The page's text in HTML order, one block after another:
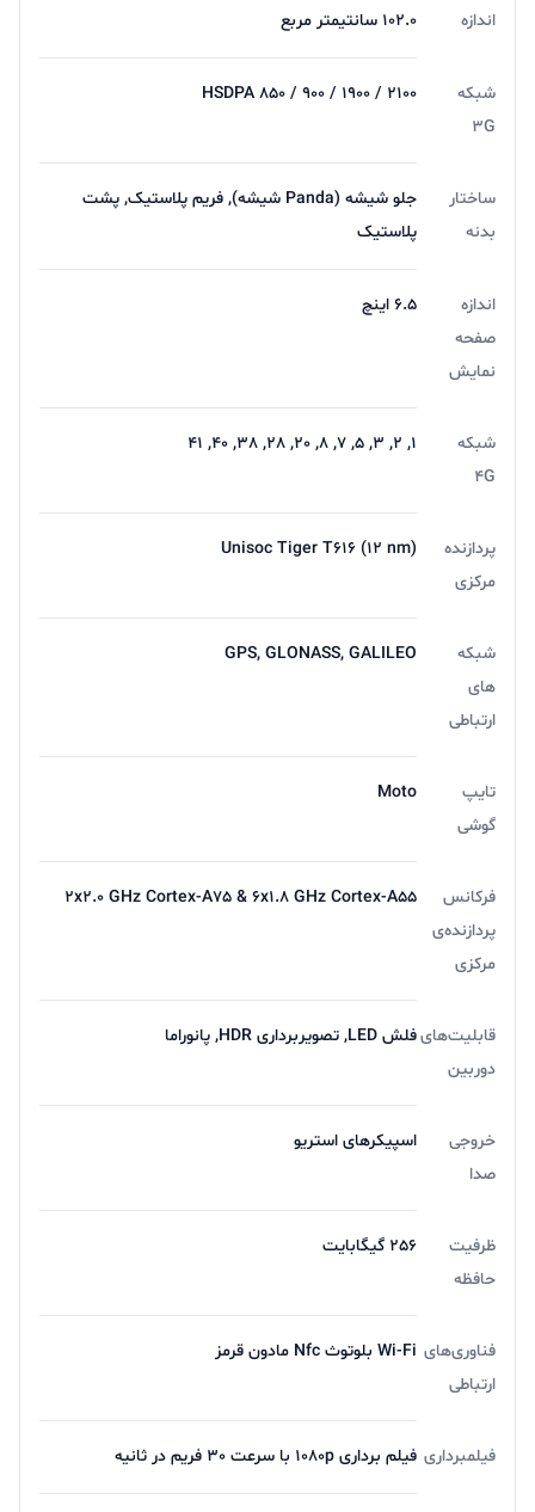
اندازه 102.0 سانتیمتر مربع
شبکه
3G
HSDPA 850 / 900 / 1900 / 2100
ساختار
بدنه
جلو شیشه (Panda شیشه), فریم پلاستیک, پشت
پلاستیک
اندازه
صفحه
نمایش
6.5 اینچ
شبکه
4G
1, 2, 3, 5, 7, 8, 20, 28, 38, 40, 41
پردازنده
مرکزی
Unisoc Tiger T616 (12 nm)
شبکه
های
ارتباطی
GPS, GLONASS, GALILEO
تایپ
گوشی
Moto
فرکانس
پردازنده‌ی
مرکزی
2x2.0 GHz Cortex-A75 & 6x1.8 GHz Cortex-A55
قابلیت‌های
دوربین
فلش LED, تصویربرداری HDR, پانوراما
خروجی
صدا
اسپیکرهای استریو
ظرفیت
حافظه
256 گیگابایت
فناوری‌های
ارتباطی
Wi-Fi بلوتوث Nfc مادون قرمز
فیلمبرداری فیلم برداری 1080p با سرعت 30 فریم در ثانیه